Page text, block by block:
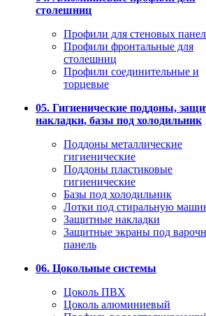
столешниц
Профили для стеновых
Профили фронтальные для
столешниц
Профили соединительные и
торцевые
05. Гигиенические поддоны,
накладки, базы под холодильник
Поддоны металлические
гигиенические
Поддоны пластиковые
гигиенические
Базы под холодильник
Лотки под стиральную
Защитные накладки
Защитные экраны под
панель
06. Цокольные системы
Цоколь ПВХ
Цоколь алюминиевый